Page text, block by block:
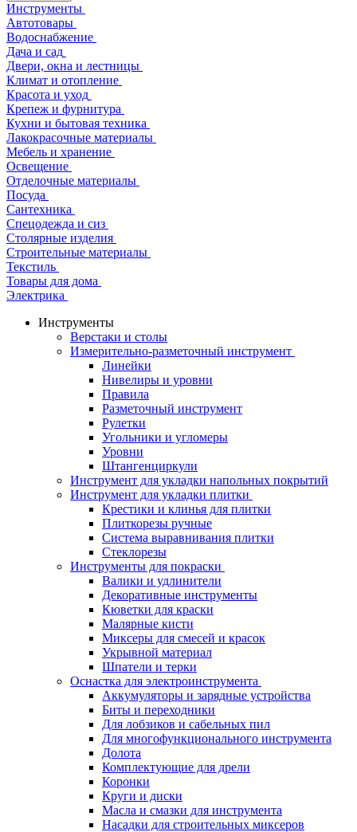
Инструменты
Автотовары
Водоснабжение
Дача и сад
Двери, окна и лестницы
Климат и отопление
Красота и уход
Крепеж и фурнитура
Кухни и бытовая техника
Лакокрасочные материалы
Мебель и хранение
Освещение
Отделочные материалы
Посуда
Сантехника
Спецодежда и сиз
Столярные изделия
Строительные материалы
Текстиль
Товары для дома
Электрика
Инструменты
Верстаки и столы
Измерительно-разметочный инструмент
Линейки
Нивелиры и уровни
Правила
Разметочный инструмент
Рулетки
Угольники и угломеры
Уровни
Штангенциркули
Инструмент для укладки напольных покрытий
Инструмент для укладки плитки
Крестики и клинья для плитки
Плиткорезы ручные
Система выравнивания плитки
Стеклорезы
Инструменты для покраски
Валики и удлинители
Декоративные инструменты
Кюветки для краски
Малярные кисти
Миксеры для смесей и красок
Укрывной материал
Шпатели и терки
Оснастка для электроинструмента
Аккумуляторы и зарядные устройства
Биты и переходники
Для лобзиков и сабельных пил
Для многофункционального инструмента
Долота
Комплектующие для дрели
Коронки
Круги и диски
Масла и смазки для инструмента
Насадки для строительных миксеров